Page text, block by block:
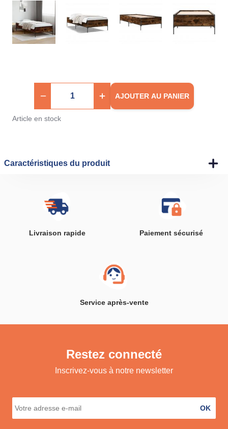
AJOUTER AU PANIER
Article en stock
Caractéristiques du produit
Livraison rapide Paiement sécurisé
Service après-vente
Restez connecté
Inscrivez-vous à notre newsletter
OK